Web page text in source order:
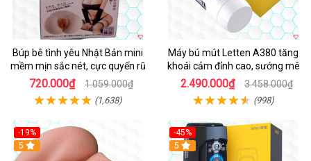
Búp bê tình yêu Nhật Bản mini
mềm mịn sắc nét, cực quyến rũ
720.000₫ 1.059.000₫
(1,638)
Máy bú mút Letten A380 tăng
khoái cảm đỉnh cao, sướng mê
2.490.000₫ 3.458.000₫
(998)
-19%
Hot
5
-45%
Hot
5